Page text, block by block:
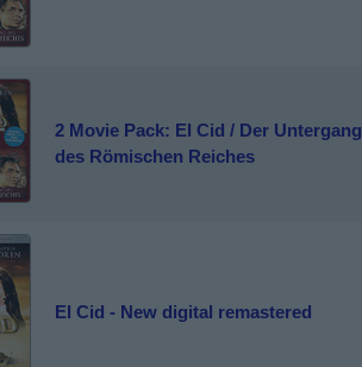
2 Movie Pack: El Cid / Der Untergang
des Römischen Reiches
El Cid - New digital remastered